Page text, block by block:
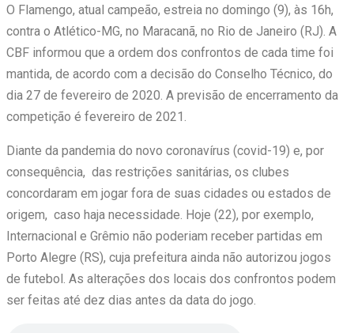
O Flamengo, atual campeão, estreia no domingo (9), às 16h,
contra o Atlético-MG, no Maracanã, no Rio de Janeiro (RJ). A
CBF informou que a ordem dos confrontos de cada time foi
mantida, de acordo com a decisão do Conselho Técnico, do
dia 27 de fevereiro de 2020. A previsão de encerramento da
competição é fevereiro de 2021.
Diante da pandemia do novo coronavírus (covid-19) e, por
consequência, das restrições sanitárias, os clubes
concordaram em jogar fora de suas cidades ou estados de
origem, caso haja necessidade. Hoje (22), por exemplo,
Internacional e Grêmio não poderiam receber partidas em
Porto Alegre (RS), cuja prefeitura ainda não autorizou jogos
de futebol. As alterações dos locais dos confrontos podem
ser feitas até dez dias antes da data do jogo.